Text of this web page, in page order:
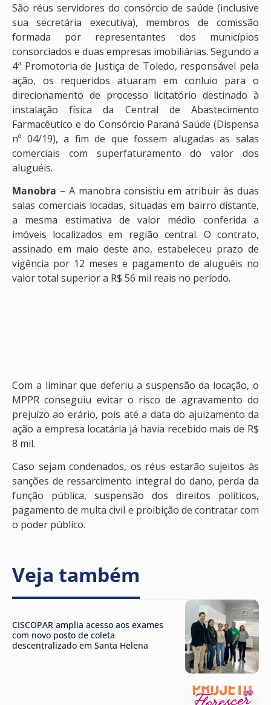
São réus servidores do consórcio de saúde (inclusive
sua secretária executiva), membros de comissão
formada por representantes dos municípios
consorciados e duas empresas imobiliárias. Segundo a
4ª Promotoria de Justiça de Toledo, responsável pela
ação, os requeridos atuaram em conluio para o
direcionamento de processo licitatório destinado à
instalação física da Central de Abastecimento
Farmacêutico e do Consórcio Paraná Saúde (Dispensa
nº 04/19), a fim de que fossem alugadas as salas
comerciais com superfaturamento do valor dos
aluguéis.
Manobra – A manobra consistiu em atribuir às duas
salas comerciais locadas, situadas em bairro distante,
a mesma estimativa de valor médio conferida a
imóveis localizados em região central. O contrato,
assinado em maio deste ano, estabeleceu prazo de
vigência por 12 meses e pagamento de aluguéis no
valor total superior a R$ 56 mil reais no período.
Com a liminar que deferiu a suspensão da locação, o
MPPR conseguiu evitar o risco de agravamento do
prejuízo ao erário, pois até a data do ajuizamento da
ação a empresa locatária já havia recebido mais de R$
8 mil.
Caso sejam condenados, os réus estarão sujeitos às
sanções de ressarcimento integral do dano, perda da
função pública, suspensão dos direitos políticos,
pagamento de multa civil e proibição de contratar com
o poder público.
Veja também
CISCOPAR amplia acesso aos exames
com novo posto de coleta
descentralizado em Santa Helena